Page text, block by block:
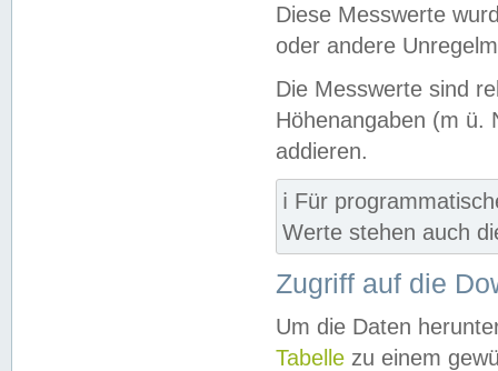
Diese Messwerte
oder andere
Die Messwerte sind
Höhenangaben (m ü.
addieren.
ℹ️ Für
Werte stehen auch
Zugriff auf die
Um die Daten
Tabelle zu einem